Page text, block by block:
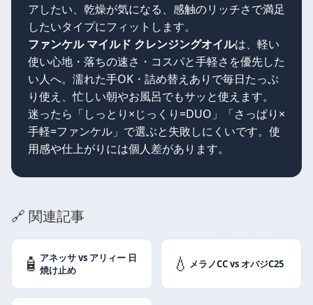
アしたい、乾燥が気になる、感触のリッチさで満足
したいタイプにフィットします。
ファンケル マイルド クレンジングオイルは、軽い
使い心地・落ちの速さ・コスパと手軽さを優先した
い人へ。濡れた手OK・詰め替えありで毎日たっぷ
り使え、忙しい朝やお風呂でもサッと使えます。
迷ったら「しっとり×じっくり=DUO」「さっぱり×
手軽=ファンケル」で選ぶと失敗しにくいです。使
用感や仕上がりには個人差があります。
🔗 関連記事
🧴 アネッサ vs アリィー 日
焼け止め
💧 メラノCC vs オバジC25